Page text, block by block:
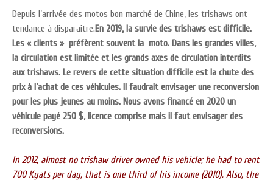
Depuis l’arrivée des motos bon marché de Chine, les trishaws ont
tendance à disparaitre.En 2019, la survie des trishaws est difficile.
Les « clients » préfèrent souvent la moto. Dans les grandes villes,
la circulation est limitée et les grands axes de circulation interdits
aux trishaws. Le revers de cette situation difficile est la chute des
prix à l’achat de ces véhicules. Il faudrait envisager une reconversion
pour les plus jeunes au moins. Nous avons financé en 2020 un
véhicule payé 250 $, licence comprise mais il faut envisager des
reconversions.
In 2012, almost no trishaw driver owned his vehicle; he had to rent
700 Kyats per day, that is one third of his income (2010). Also, the